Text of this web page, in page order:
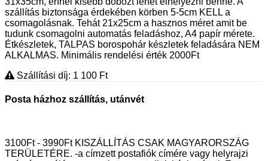
szállítás biztonsága érdekében körben 5-5cm KELL a
csomagolásnak. Tehát 21x25cm a hasznos méret amit be
tudunk csomagolni automatás feladáshoz, A4 papír mérete.
Étkészletek, TALPAS borospohár készletek feladására NEM
ALKALMAS. Minimális rendelési érték 2000Ft
Szállítási díj: 1 100 Ft
Posta házhoz szállítás, utánvét
3100Ft - 3990Ft KISZÁLLÍTÁS CSAK MAGYARORSZÁG
TERÜLETÉRE. -a címzett postafiók címére vagy helyrajzi